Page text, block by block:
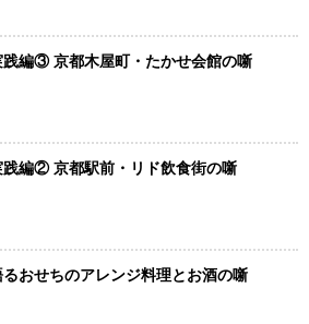
践編③ 京都木屋町・たかせ会館の噺
践編② 京都駅前・リド飲食街の噺
おせちのアレンジ料理とお酒の噺